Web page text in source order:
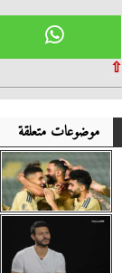
⇧
موضوعات متعلقة